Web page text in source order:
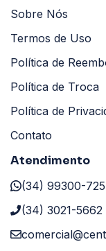
Sobre Nós
Termos de Uso
Política de
Política de Troca
Política de
Contato
Atendimento
(34) 99300-
(34) 3021-5662